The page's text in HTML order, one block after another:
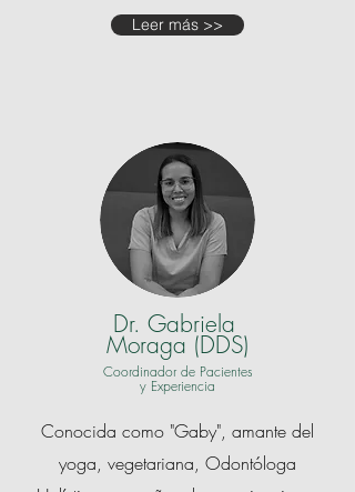
Leer más >>
Dr. Gabriela
Moraga (DDS)
Coordinador de Pacientes
y Experiencia
Conocida como "Gaby", amante del
yoga, vegetariana, Odontóloga